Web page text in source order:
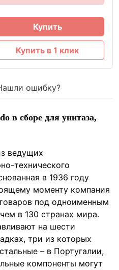
Купить
Купить в 1 клик
ошибку?
в сборе для унитаза,
ведущих
технического
в 1936 году
моменту компания
под одноименным
в 130 странах мира.
на шести
три из которых
– в Португалии,
компоненты могут